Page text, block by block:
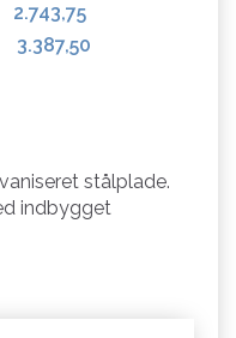
2.743,75
3.387,50
stålplade.
indbygget